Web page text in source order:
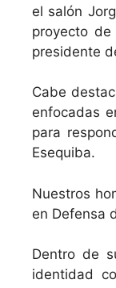
el salón
proyecto
presidente
Cabe
enfocadas
para
Esequiba.
Nuestros
en Defensa
Dentro de
identidad